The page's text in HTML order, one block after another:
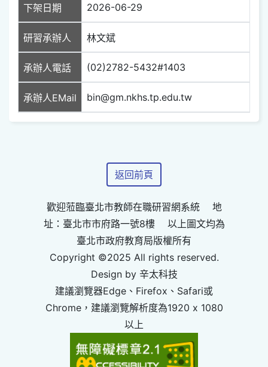
下架日期 2026-06-29
研習承辦人 林文斌
承辦人電話 (02)2782-5432#1403
承辦人EMail bin@gm.nkhs.tp.edu.tw
返回前頁
歡迎蒞臨臺北市教師在職研習網系統 地
址：臺北市市府路一號8樓 以上圖文均為
臺北市政府教育局版權所有
Copyright ©2025 All rights reserved.
Design by 辛太科技
建議瀏覽器Edge、Firefox、Safari或
Chrome，建議瀏覽解析度為1920 x 1080
以上